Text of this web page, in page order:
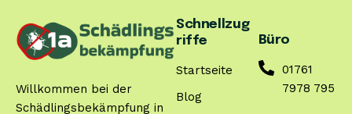
Willkommen bei der
Schädlingsbekämpfung in
Schnellzug
riffe
Startseite
Blog
Büro
01761
7978 795